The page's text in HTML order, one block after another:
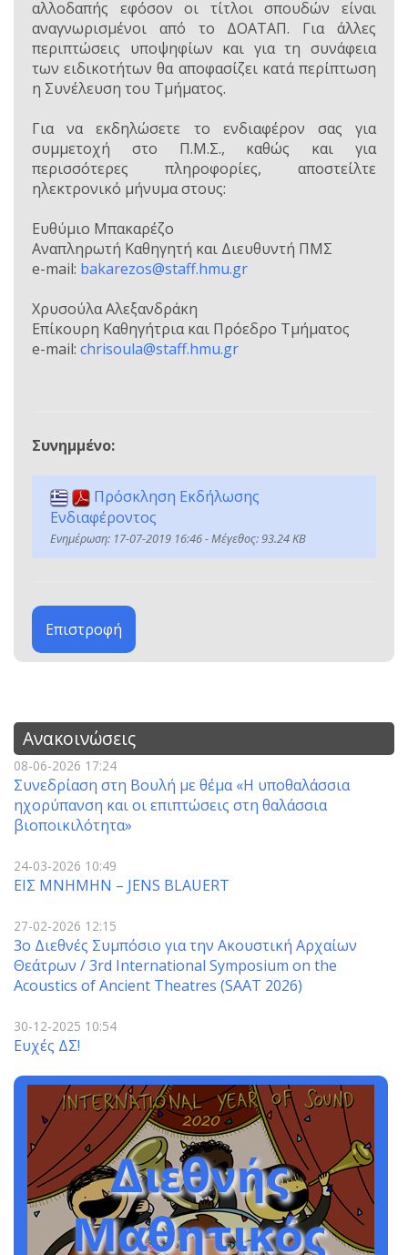
αλλοδαπής εφόσον οι τίτλοι σπουδών είναι
αναγνωρισμένοι από το ΔΟΑΤΑΠ. Για άλλες
περιπτώσεις υποψηφίων και για τη συνάφεια
των ειδικοτήτων θα αποφασίζει κατά περίπτωση
η Συνέλευση του Τμήματος.
Για να εκδηλώσετε το ενδιαφέρον σας για
συμμετοχή στο Π.Μ.Σ., καθώς και για
περισσότερες πληροφορίες, αποστείλτε
ηλεκτρονικό μήνυμα στους:
Ευθύμιο Μπακαρέζο
Αναπληρωτή Καθηγητή και Διευθυντή ΠΜΣ
e-mail: bakarezos@staff.hmu.gr
Χρυσούλα Αλεξανδράκη
Επίκουρη Καθηγήτρια και Πρόεδρο Τμήματος
e-mail: chrisoula@staff.hmu.gr
Συνημμένο:
Πρόσκληση Εκδήλωσης
Ενδιαφέροντος
Ενημέρωση: 17-07-2019 16:46 - Μέγεθος: 93.24 KB
Επιστροφή
Ανακοινώσεις
08-06-2026 17:24
Συνεδρίαση στη Βουλή με θέμα «Η υποθαλάσσια
ηχορύπανση και οι επιπτώσεις στη θαλάσσια
βιοποικιλότητα»
24-03-2026 10:49
ΕΙΣ ΜΝΗΜΗΝ – JENS BLAUERT
27-02-2026 12:15
3o Διεθνές Συμπόσιο για την Ακουστική Αρχαίων
Θεάτρων / 3rd International Symposium on the
Acoustics of Ancient Theatres (SAAT 2026)
30-12-2025 10:54
Ευχές ΔΣ!